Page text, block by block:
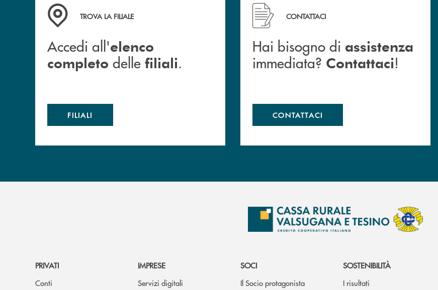
Accedi all' elenco completo delle filiali .
TROVA LA FILIALE
Accedi all'elenco
completo delle filiali.
FILIALI
Hai bisogno di assistenza immediata? Contattaci !
CONTATTACI
Hai bisogno di assistenza
immediata? Contattaci!
CONTATTACI
PRIVATI
Conti
IMPRESE
Servizi digitali
SOCI
Il Socio protagonista
SOSTENIBILITÀ
I risultati